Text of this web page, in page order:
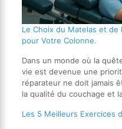
Le Choix du Matelas et de
pour Votre Colonne.
Dans un monde où la
vie est devenue une
réparateur ne doit jamais
la qualité du couchage et
Les 5 Meilleurs Exercices